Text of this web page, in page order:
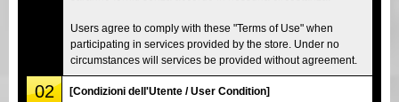
Users agree to comply with these "Terms of Use" when
participating in services provided by the store. Under no
circumstances will services be provided without agreement.
02 [Condizioni dell'Utente / User Condition]